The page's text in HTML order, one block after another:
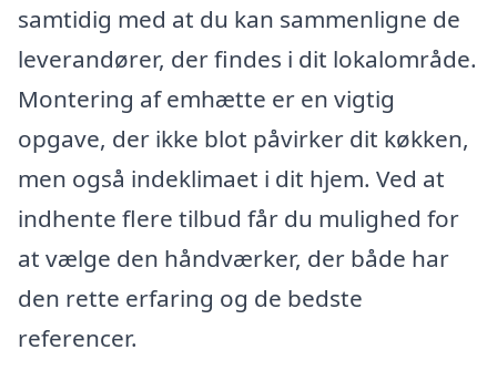
samtidig med at du kan sammenligne de
leverandører, der findes i dit lokalområde.
Montering af emhætte er en vigtig
opgave, der ikke blot påvirker dit køkken,
men også indeklimaet i dit hjem. Ved at
indhente flere tilbud får du mulighed for
at vælge den håndværker, der både har
den rette erfaring og de bedste
referencer.